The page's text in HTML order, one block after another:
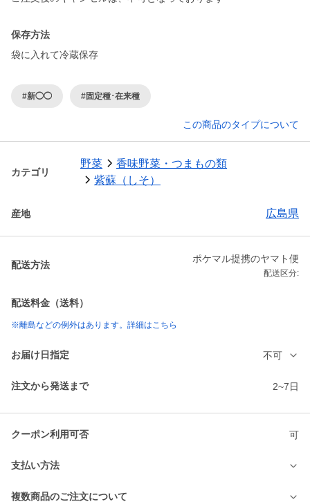
保存方法
袋に入れて冷蔵保存
#新◯◯ #固定種･在来種
この商品のタイプについて
カテゴリ
野菜
香味野菜・つまもの類
紫蘇（しそ）
産地 広島県
配送方法
ポケマル提携のヤマト便
配送区分:
配送料金（送料）
※離島などの例外はあります。詳細はこちら
お届け日指定 不可
注文から発送まで 2~7日
クーポン利用可否 可
支払い方法
複数商品のご注文について